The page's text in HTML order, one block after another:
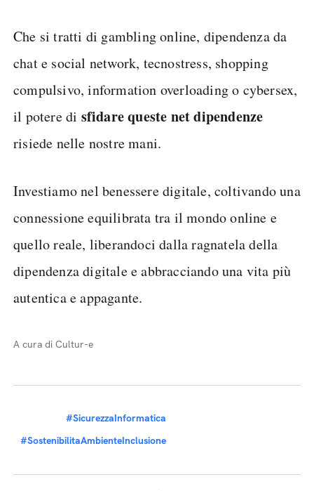
Che si tratti di gambling online, dipendenza da
chat e social network, tecnostress, shopping
compulsivo, information overloading o cybersex,
il potere di sfidare queste net dipendenze
risiede nelle nostre mani.
Investiamo nel benessere digitale, coltivando una
connessione equilibrata tra il mondo online e
quello reale, liberandoci dalla ragnatela della
dipendenza digitale e abbracciando una vita più
autentica e appagante.
A cura di Cultur-e
#SicurezzaInformatica
#SostenibilitaAmbienteInclusione